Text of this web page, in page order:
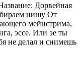
Дорвейная
нишу От
мейнстрима,
эссе. Или эе ты
не делал и снимешь